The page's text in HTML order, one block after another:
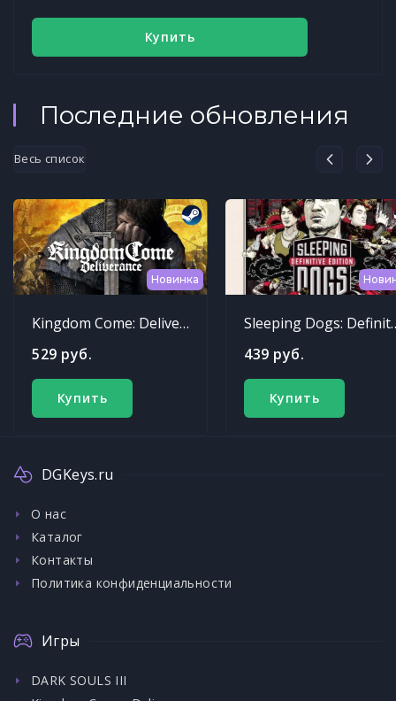
Купить
Последние обновления
Весь список
Новинка
Kingdom Come: Deliverance
529 руб.
Купить
Sleeping
439 руб.
Купить
DGKeys.ru
О нас
Каталог
Контакты
Политика конфиденциальности
Игры
DARK SOULS III